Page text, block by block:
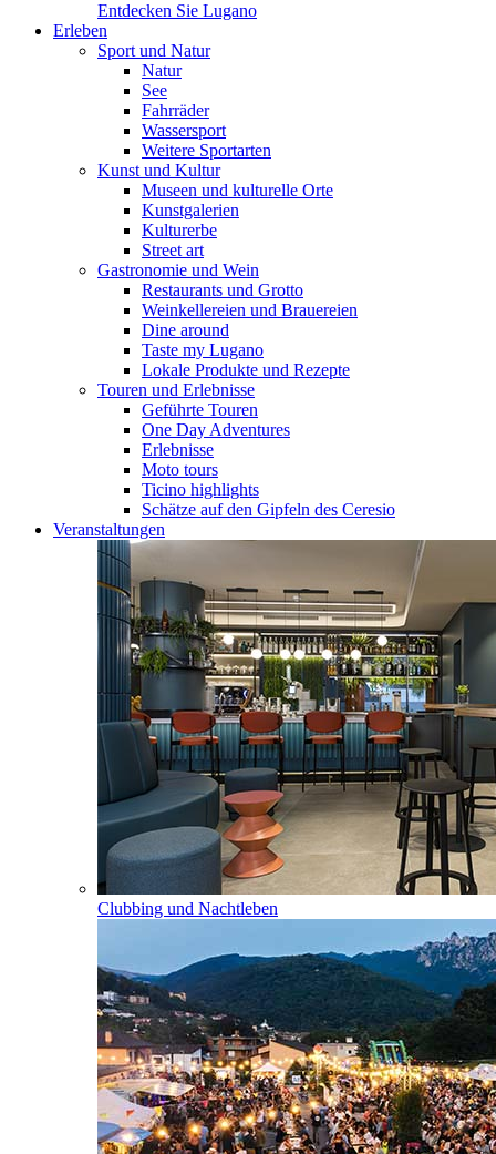
Entdecken Sie Lugano
Erleben
Sport und Natur
Natur
See
Fahrräder
Wassersport
Weitere Sportarten
Kunst und Kultur
Museen und kulturelle Orte
Kunstgalerien
Kulturerbe
Street art
Gastronomie und Wein
Restaurants und Grotto
Weinkellereien und Brauereien
Dine around
Taste my Lugano
Lokale Produkte und Rezepte
Touren und Erlebnisse
Geführte Touren
One Day Adventures
Erlebnisse
Moto tours
Ticino highlights
Schätze auf den Gipfeln des Ceresio
Veranstaltungen
Clubbing und Nachtleben